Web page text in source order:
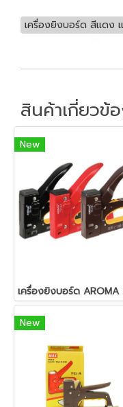
เครื่องยิงบอร์ด สีแดง
สินค้าเกี่ยวข้
New
New